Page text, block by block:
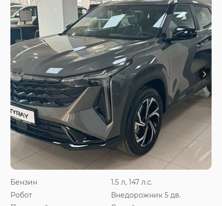
Бензин
1.5 л, 147 л.с.
Робот
Внедорожник 5 дв.